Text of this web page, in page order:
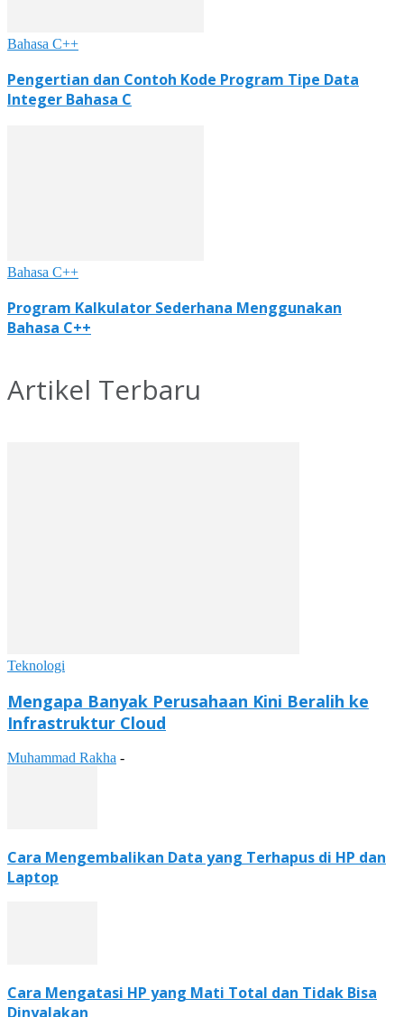
Bahasa C++
Pengertian dan Contoh Kode Program Tipe Data
Integer Bahasa C
Bahasa C++
Program Kalkulator Sederhana Menggunakan
Bahasa C++
Artikel Terbaru
Teknologi
Mengapa Banyak Perusahaan Kini Beralih ke
Infrastruktur Cloud
Muhammad Rakha -
Cara Mengembalikan Data yang Terhapus di HP dan
Laptop
Cara Mengatasi HP yang Mati Total dan Tidak Bisa
Dinyalakan